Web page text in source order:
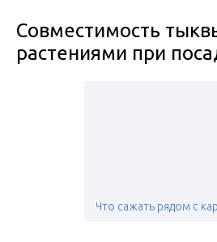
Совместимость
растениями при
Что сажать рядом с